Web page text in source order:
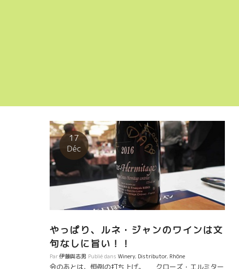
17
Déc
やっぱり、ルネ・ジャンのワインは文
句なしに旨い！！
Par伊藤與志男 Publié dans Winery, Distributor, Rhône
会のあとは、恒例の打ち上げ。 クローズ・エルミター